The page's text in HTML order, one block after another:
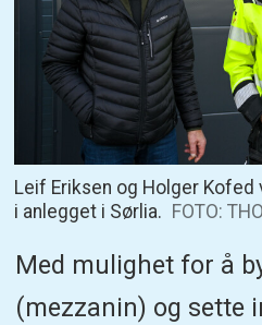
Leif Eriksen og Holger
i anlegget i Sørlia. FOTO:
Med mulighet for å
(mezzanin) og sette